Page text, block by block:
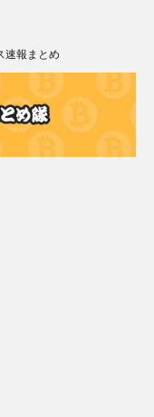
速報まとめ